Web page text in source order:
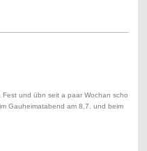
und übn seit a paar Wochan scho
Gauheimatabend am 8.7. und beim